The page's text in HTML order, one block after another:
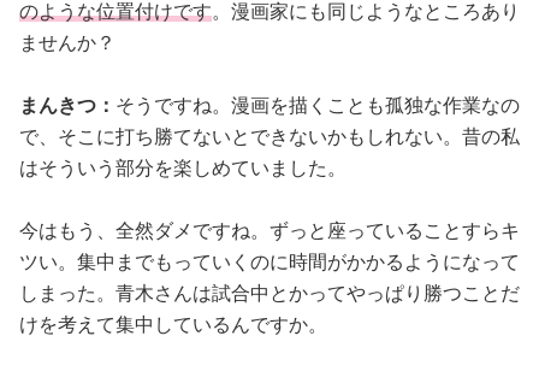
のような位置付けです。漫画家にも同じようなところあり
ませんか？
まんきつ： そうですね。漫画を描くことも孤独な作業なの
で、そこに打ち勝てないとできないかもしれない。昔の私
はそういう部分を楽しめていました。
今はもう、全然ダメですね。ずっと座っていることすらキ
ツい。集中までもっていくのに時間がかかるようになって
しまった。青木さんは試合中とかってやっぱり勝つことだ
けを考えて集中しているんですか。